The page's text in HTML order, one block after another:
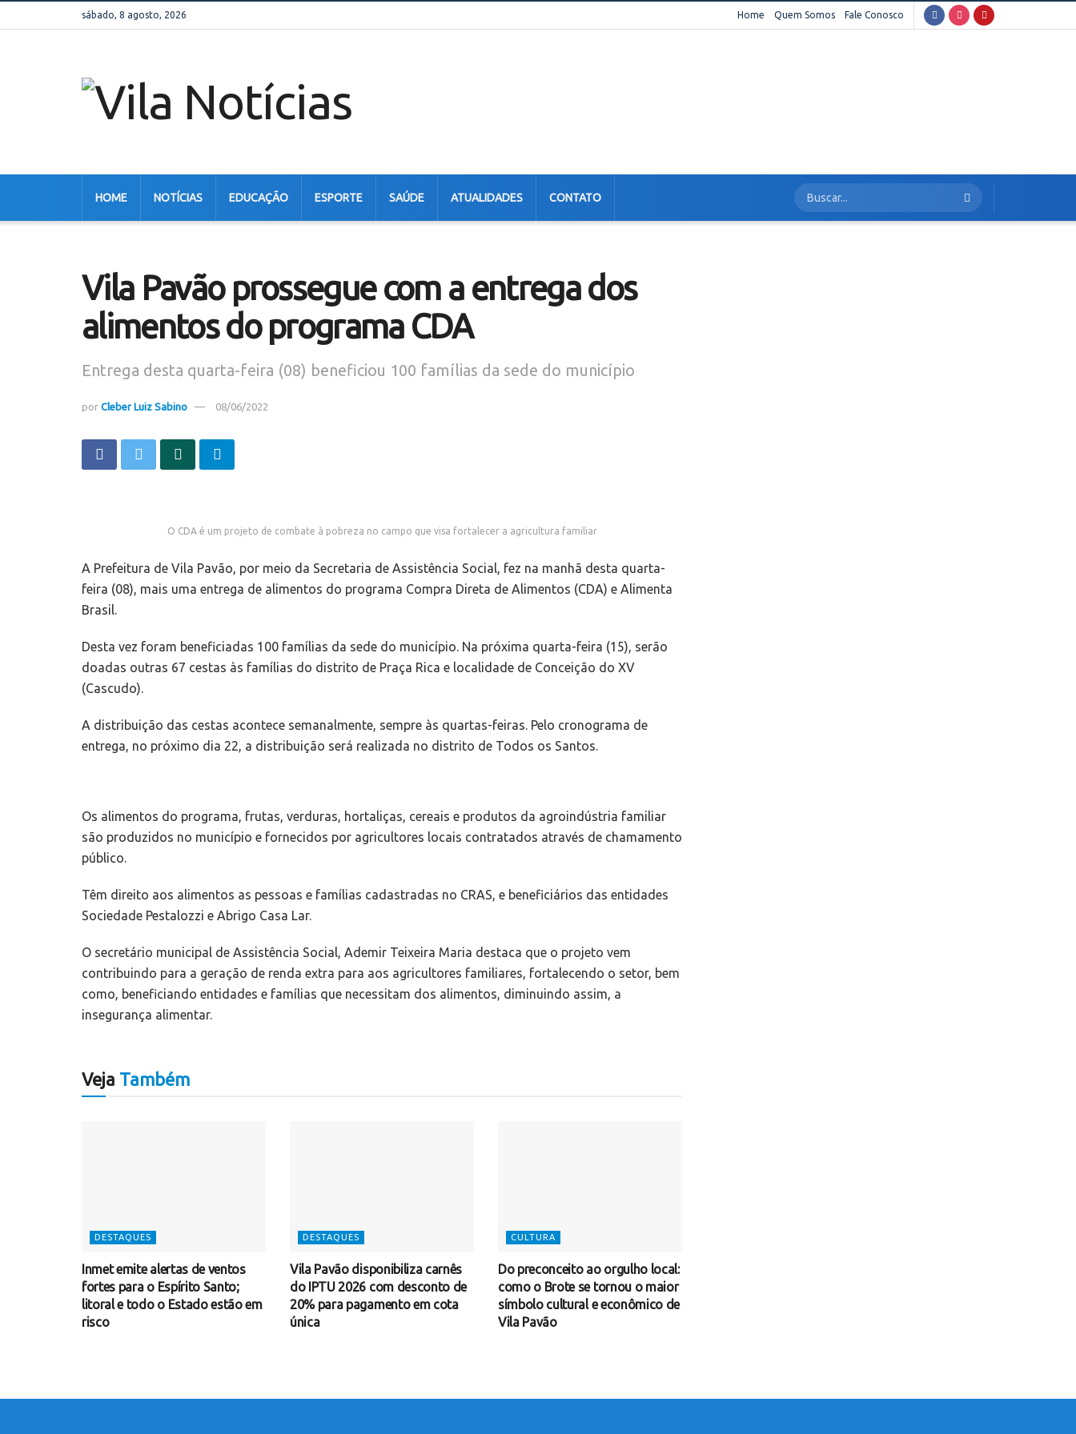
sábado, 8 agosto, 2026 Home Quem Somos Fale Conosco
HOME NOTÍCIAS EDUCAÇÃO ESPORTE SAÚDE ATUALIDADES CONTATO
Vila Pavão prossegue com a entrega dos
alimentos do programa CDA
Entrega desta quarta-feira (08) beneficiou 100 famílias da sede do município
por Cleber Luiz Sabino 08/06/2022
O CDA é um projeto de combate à pobreza no campo que visa fortalecer a agricultura familiar
A Prefeitura de Vila Pavão, por meio da Secretaria de Assistência Social, fez na manhã desta quarta-
feira (08), mais uma entrega de alimentos do programa Compra Direta de Alimentos (CDA) e Alimenta
Brasil.
Desta vez foram beneficiadas 100 famílias da sede do município. Na próxima quarta-feira (15), serão
doadas outras 67 cestas às famílias do distrito de Praça Rica e localidade de Conceição do XV
(Cascudo).
A distribuição das cestas acontece semanalmente, sempre às quartas-feiras. Pelo cronograma de
entrega, no próximo dia 22, a distribuição será realizada no distrito de Todos os Santos.
Os alimentos do programa, frutas, verduras, hortaliças, cereais e produtos da agroindústria familiar
são produzidos no município e fornecidos por agricultores locais contratados através de chamamento
público.
Têm direito aos alimentos as pessoas e famílias cadastradas no CRAS, e beneficiários das entidades
Sociedade Pestalozzi e Abrigo Casa Lar.
O secretário municipal de Assistência Social, Ademir Teixeira Maria destaca que o projeto vem
contribuindo para a geração de renda extra para aos agricultores familiares, fortalecendo o setor, bem
como, beneficiando entidades e famílias que necessitam dos alimentos, diminuindo assim, a
insegurança alimentar.
Veja Também
DESTAQUES
Inmet emite alertas de ventos
fortes para o Espírito Santo;
litoral e todo o Estado estão em
risco
DESTAQUES
Vila Pavão disponibiliza carnês
do IPTU 2026 com desconto de
20% para pagamento em cota
única
CULTURA
Do preconceito ao orgulho local:
como o Brote se tornou o maior
símbolo cultural e econômico de
Vila Pavão